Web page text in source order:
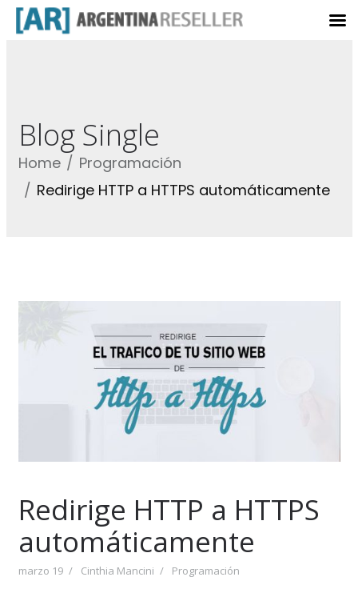
Blog Single
Home
Programación
Redirige HTTP a HTTPS automáticamente
Redirige HTTP a HTTPS
automáticamente
marzo 19 Cinthia Mancini Programación